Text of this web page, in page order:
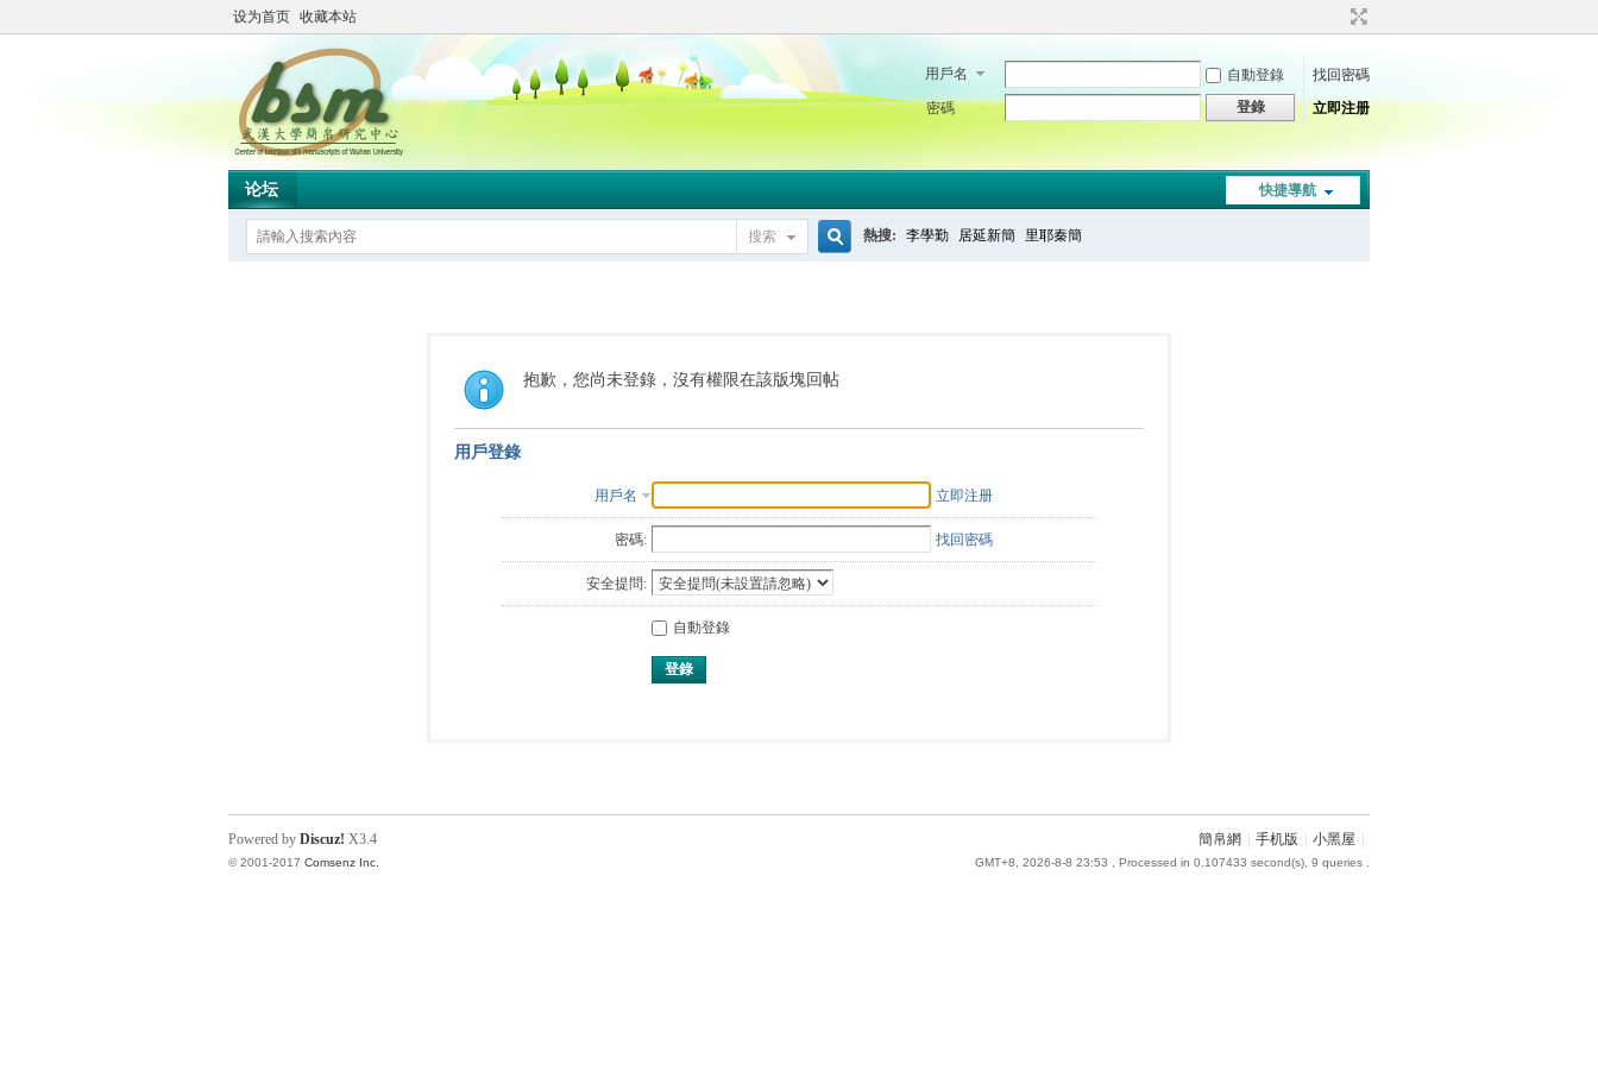
设为首页 收藏本站
用戶名 自動登錄
找回密碼
密碼
登錄 立即注册
快捷導航
论坛
搜索
索
熱搜: 李學勤 居延新簡 里耶秦簡
抱歉，您尚未登錄，沒有權限在該版塊回帖
用戶登錄
用戶名 立即注册
密碼: 找回密碼
安全提問:
自動登錄
登錄
簡帛網 手机版 小黑屋
GMT+8, 2026-8-8 23:53 , Processed in 0.107433 second(s), 9 queries .
Powered by Discuz! X3.4
© 2001-2017 Comsenz Inc.